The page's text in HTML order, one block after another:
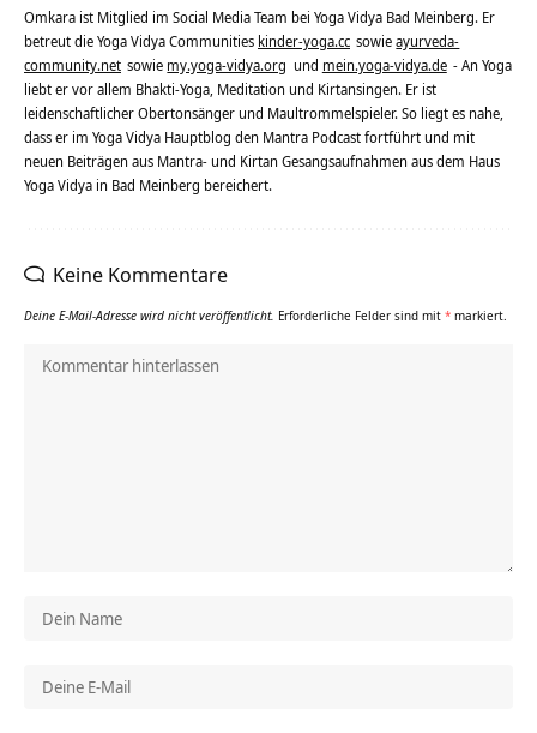
Omkara ist Mitglied im Social Media Team bei Yoga Vidya Bad Meinberg. Er
betreut die Yoga Vidya Communities kinder-yoga.cc sowieayurveda-
community.net sowie my.yoga-vidya.org und mein.yoga-vidya.de - An Yoga
liebt er vor allem Bhakti-Yoga, Meditation und Kirtansingen. Er ist
leidenschaftlicher Obertonsänger und Maultrommelspieler. So liegt es nahe,
dass er im Yoga Vidya Hauptblog den Mantra Podcast fortführt und mit
neuen Beiträgen aus Mantra- und Kirtan Gesangsaufnahmen aus dem Haus
Yoga Vidya in Bad Meinberg bereichert.
Keine Kommentare
Deine E-Mail-Adresse wird nicht veröffentlicht. Erforderliche Felder sind mit * markiert.